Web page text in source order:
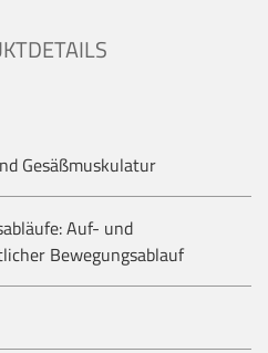
Gesäßmuskulatur
Auf- und
Bewegungsablauf